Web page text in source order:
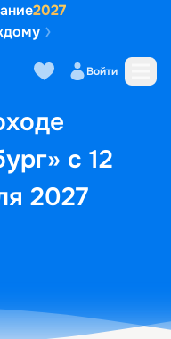
2027
Войти
с 12
2027
Маршрут и